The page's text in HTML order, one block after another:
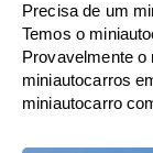
Precisa de um
Temos o
Provavelmente o
miniautocarros
miniautocarro